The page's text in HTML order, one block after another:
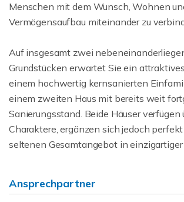
Menschen mit dem Wunsch, Wohnen
Vermögensaufbau miteinander zu
Auf insgesamt zwei
Grundstücken erwartet Sie ein
einem hochwertig kernsanierten
einem zweiten Haus mit bereits weit
Sanierungsstand. Beide Häuser verfügen
Charaktere, ergänzen sich jedoch
seltenen Gesamtangebot in einzigartiger
Ansprechpartner